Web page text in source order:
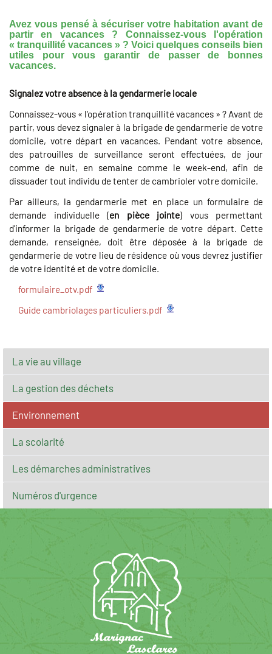
Avez vous pensé à sécuriser votre habitation avant de
partir en vacances ? Connaissez-vous l'opération
« tranquillité vacances » ? Voici quelques conseils bien
utiles pour vous garantir de passer de bonnes
vacances.
Signalez votre absence à la gendarmerie locale
Connaissez-vous « l'opération tranquillité vacances » ? Avant de
partir, vous devez signaler à la brigade de gendarmerie de votre
domicile, votre départ en vacances. Pendant votre absence,
des patrouilles de surveillance seront effectuées, de jour
comme de nuit, en semaine comme le week-end, afin de
dissuader tout individu de tenter de cambrioler votre domicile.
Par ailleurs, la gendarmerie met en place un formulaire de
demande individuelle (en pièce jointe) vous permettant
d'informer la brigade de gendarmerie de votre départ. Cette
demande, renseignée, doit être déposée à la brigade de
gendarmerie de votre lieu de résidence où vous devrez justifier
de votre identité et de votre domicile.
formulaire_otv.pdf
Guide cambriolages particuliers.pdf
La vie au village
La gestion des déchets
Environnement
La scolarité
Les démarches administratives
Numéros d'urgence